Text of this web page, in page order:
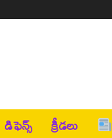
డిఫెన్స్ క్రీడలు